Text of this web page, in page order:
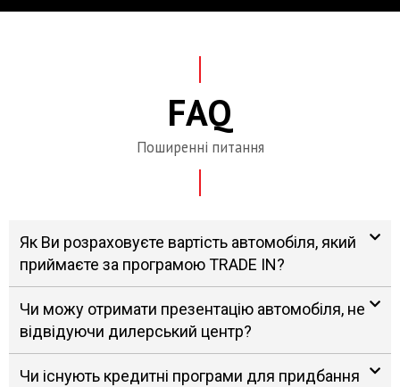
FAQ
Поширенні питання
Як Ви розраховуєте вартість автомобіля, який
приймаєте за програмою TRADE IN?
Чи можу отримати презентацію автомобіля, не
відвідуючи дилерський центр?
Чи існують кредитні програми для придбання